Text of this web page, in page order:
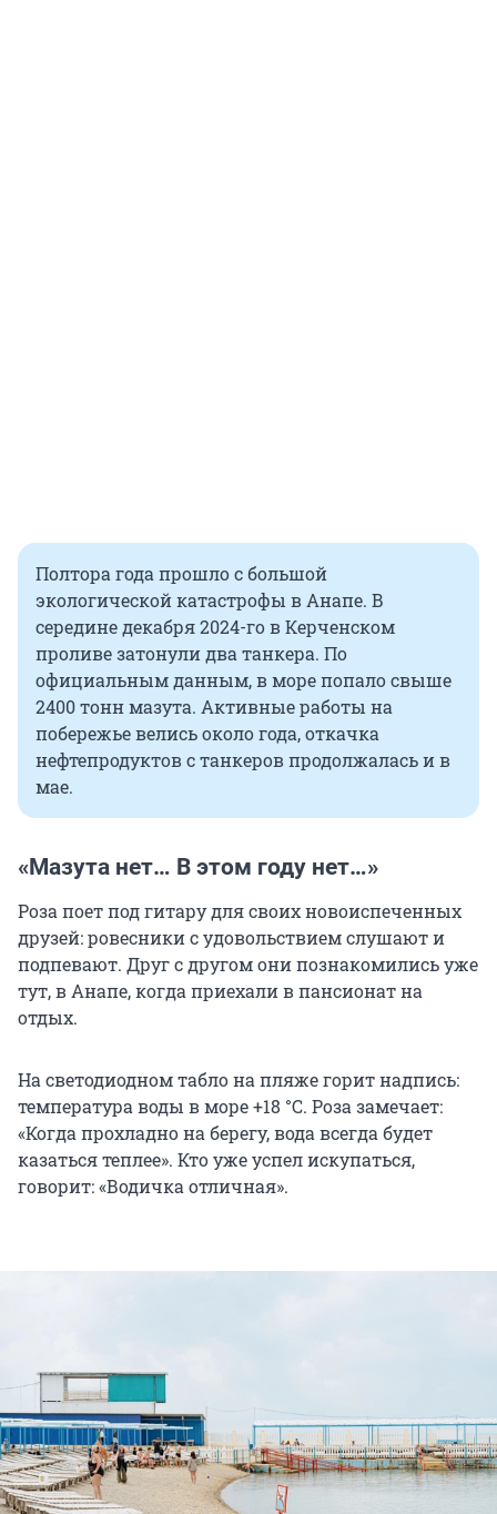
Полтора года прошло с большой
экологической катастрофы в Анапе. В
середине декабря 2024-го в Керченском
проливе затонули два танкера. По
официальным данным, в море попало свыше
2400 тонн мазута. Активные работы на
побережье велись около года, откачка
нефтепродуктов с танкеров продолжалась и в
мае.
«Мазута нет… В этом году нет…»
Роза поет под гитару для своих новоиспеченных
друзей: ровесники с удовольствием слушают и
подпевают. Друг с другом они познакомились уже
тут, в Анапе, когда приехали в пансионат на
отдых.
На светодиодном табло на пляже горит надпись:
температура воды в море +18 °C. Роза замечает:
«Когда прохладно на берегу, вода всегда будет
казаться теплее». Кто уже успел искупаться,
говорит: «Водичка отличная».